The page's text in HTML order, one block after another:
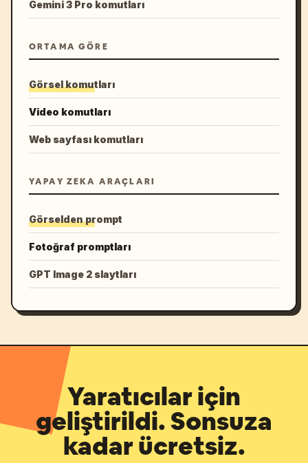
Gemini 3 Pro komutları
ORTAMA GÖRE
Görsel komutları
Video komutları
Web sayfası komutları
YAPAY ZEKA ARAÇLARI
Görselden prompt
Fotoğraf promptları
GPT Image 2 slaytları
Yaratıcılar için
geliştirildi. Sonsuza
kadar ücretsiz.